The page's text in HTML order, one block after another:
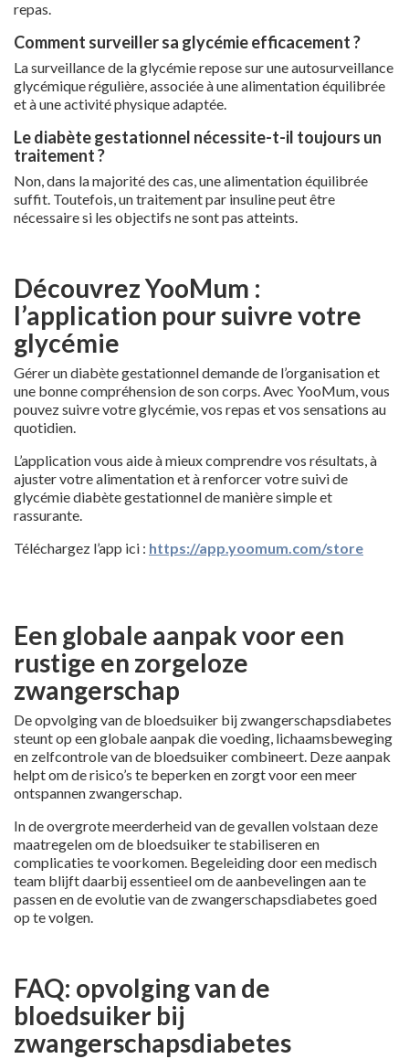
repas.
Comment surveiller sa glycémie efficacement ?
La surveillance de la glycémie repose sur une autosurveillance
glycémique régulière, associée à une alimentation équilibrée
et à une activité physique adaptée.
Le diabète gestationnel nécessite-t-il toujours un
traitement ?
Non, dans la majorité des cas, une alimentation équilibrée
suffit. Toutefois, un traitement par insuline peut être
nécessaire si les objectifs ne sont pas atteints.
Découvrez YooMum :
l’application pour suivre votre
glycémie
Gérer un diabète gestationnel demande de l’organisation et
une bonne compréhension de son corps. Avec YooMum, vous
pouvez suivre votre glycémie, vos repas et vos sensations au
quotidien.
L’application vous aide à mieux comprendre vos résultats, à
ajuster votre alimentation et à renforcer votre suivi de
glycémie diabète gestationnel de manière simple et
rassurante.
Téléchargez l’app ici : https://app.yoomum.com/store
Een globale aanpak voor een
rustige en zorgeloze
zwangerschap
De opvolging van de bloedsuiker bij zwangerschapsdiabetes
steunt op een globale aanpak die voeding, lichaamsbeweging
en zelfcontrole van de bloedsuiker combineert. Deze aanpak
helpt om de risico’s te beperken en zorgt voor een meer
ontspannen zwangerschap.
In de overgrote meerderheid van de gevallen volstaan deze
maatregelen om de bloedsuiker te stabiliseren en
complicaties te voorkomen. Begeleiding door een medisch
team blijft daarbij essentieel om de aanbevelingen aan te
passen en de evolutie van de zwangerschapsdiabetes goed
op te volgen.
FAQ: opvolging van de
bloedsuiker bij
zwangerschapsdiabetes